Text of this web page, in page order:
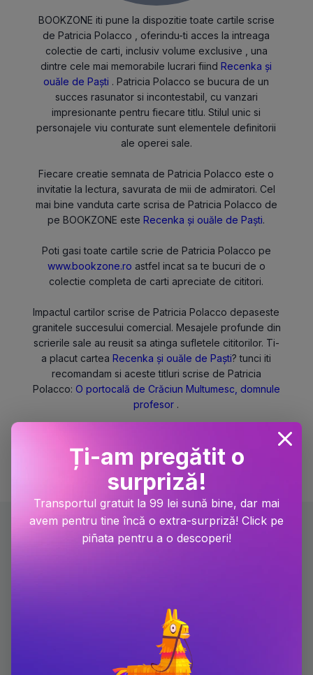
BOOKZONE iti pune la dispozitie toate cartile scrise
de Patricia Polacco , oferindu-ti acces la intreaga
colectie de carti, inclusiv volume exclusive , una
dintre cele mai memorabile lucrari fiindRecenka și
ouăle de Paști . Patricia Polacco se bucura de un
succes rasunator si incontestabil, cu vanzari
impresionante pentru fiecare titlu. Stilul unic si
personajele viu conturate sunt elementele definitorii
ale operei sale.
Fiecare creatie semnata de Patricia Polacco este o
invitatie la lectura, savurata de mii de admiratori. Cel
mai bine vanduta carte scrisa de Patricia Polacco de
pe BOOKZONE esteRecenka și ouăle de Paști.
Poti gasi toate cartile scrie de Patricia Polacco pe
www.bookzone.ro astfel incat sa te bucuri de o
colectie completa de carti apreciate de cititori.
Impactul cartilor scrise de Patricia Polacco depaseste
granitele succesului comercial. Mesajele profunde din
scrierile sale au reusit sa atinga sufletele cititorilor. Ti-
a placut carteaRecenka și ouăle de Paști? tunci iti
recomandam si aceste titluri scrise de Patricia
Polacco: O portocală de Crăciun Multumesc, domnule
profesor .
online Bookzone, partenerul tau in calatoria literara.
Bookzone, mereu la un click distanta.
Carti scrise de Patricia
-10%
Ți-am pregătit o
surpriză!
Transportul gratuit la 99 lei sună bine, dar mai
avem pentru tine încă o extra-surpriză! Click pe
piñata pentru a o descoperi!